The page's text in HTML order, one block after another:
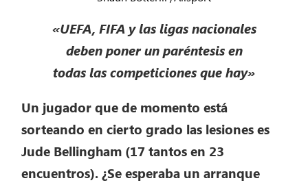
«UEFA, FIFA y las ligas nacionales
deben poner un paréntesis en
todas las competiciones que hay»
Un jugador que de momento está
sorteando en cierto grado las lesiones es
Jude Bellingham (17 tantos en 23
encuentros). ¿Se esperaba un arranque